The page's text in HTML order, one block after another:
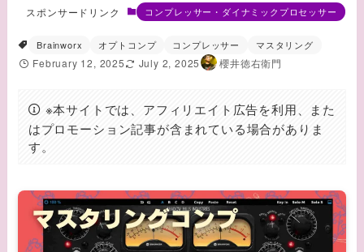
スポンサードリンク コンプレッサー・ダイナミックプロセッサー
Brainworx オプトコンプ コンプレッサー マスタリング
February 12, 2025 July 2, 2025 櫻井徳右衛門
※本サイトでは、アフィリエイト広告を利用、また
はプロモーション記事が含まれている場合がありま
す。